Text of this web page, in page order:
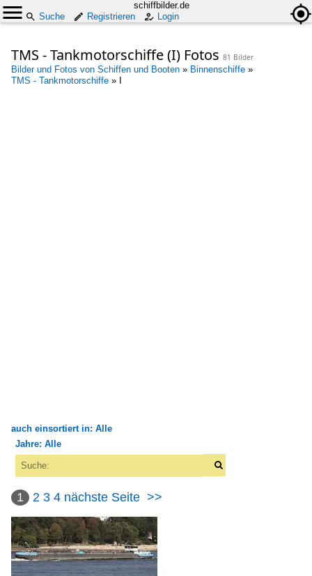
schiffbilder.de
Suche
Registrieren Login
TMS - Tankmotorschiffe (I) Fotos 81 Bilder
Bilder und Fotos von Schiffen und Booten » Binnenschiffe »
TMS - Tankmotorschiffe »
auch einsortiert in: Alle
Alle Kategorien
Binnenschiffe
GMS - Gütermotorschiffe
A
C
Jahre: Alle
1969
2000
1 2 3 4 nächste Seite >>